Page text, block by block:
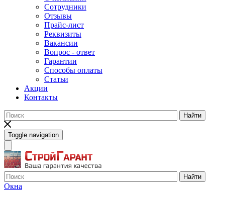
Сотрудники
Отзывы
Прайс-лист
Реквизиты
Вакансии
Вопрос - ответ
Гарантии
Способы оплаты
Статьи
Акции
Контакты
Найти
Toggle navigation
Найти
Окна